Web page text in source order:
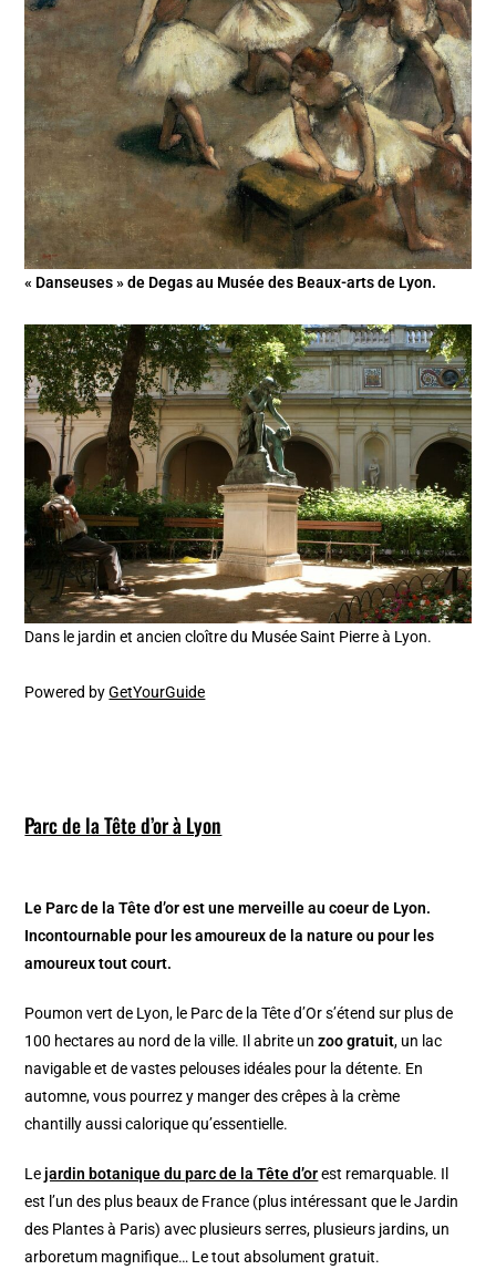
« Danseuses » de Degas au Musée des Beaux-arts de Lyon.
Dans le jardin et ancien cloître du Musée Saint Pierre à Lyon.
Powered byGetYourGuide
Parc de la Tête d’or à Lyon
Le Parc de la Tête d’or est une merveille au coeur de Lyon.
Incontournable pour les amoureux de la nature ou pour les
amoureux tout court.
Poumon vert de Lyon, le Parc de la Tête d’Or s’étend sur plus de
100 hectares au nord de la ville. Il abrite unzoo gratuit, un lac
navigable et de vastes pelouses idéales pour la détente. En
automne, vous pourrez y manger des crêpes à la crème
chantilly aussi calorique qu’essentielle.
Lejardin botanique du parc de la Tête d’orest remarquable. Il
est l’un des plus beaux de France (plus intéressant que le Jardin
des Plantes à Paris) avec plusieurs serres, plusieurs jardins, un
arboretum magnifique… Le tout absolument gratuit.